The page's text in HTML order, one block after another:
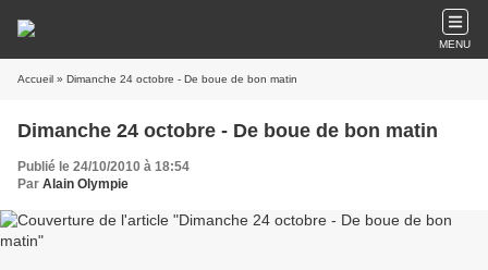
MENU
Accueil » Dimanche 24 octobre - De boue de bon matin
Dimanche 24 octobre - De boue de bon matin
Publié le 24/10/2010 à 18:54
Par Alain Olympie